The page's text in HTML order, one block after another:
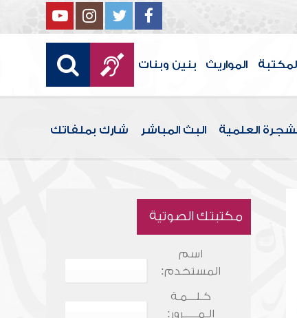
المواريث بنين وبنات
العلمية البث المباشر شارك بملفاتك
مكتبتك الصوتية
اسم
المستخدم:
كـلـــمـة
الـمـــــرور: